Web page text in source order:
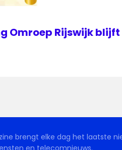
Omroep Rijswijk
brengt elke dag het laatste